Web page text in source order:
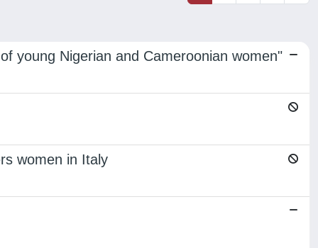
young Nigerian and Cameroonian women"
women in Italy